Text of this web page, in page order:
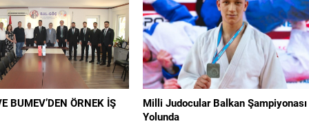
toplatılırken, kurallara
cezai işlem
kaldırımları
bir şekilde kullanabilmesi
sürdüren
Zabıta Müdürlüğü
gelen ihbarları
Başkan Aydın, esnafı da gezerek hayırlı
işler temennisinde bulundu. Göreve
geldiği günden bu yana vatandaşlarla
güçlü ve doğrudan iletişim kurmaya
öncelik veren Osmangazi Belediye
Başkanı Erkan Aydın, sosyal
belediyecilik...
BUMEV’DEN ÖRNEK İŞ
Milli Judocular Balkan Şampiyonası
Yolunda